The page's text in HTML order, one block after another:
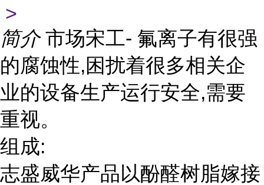
>
简介 市场宋工- 氟离子有很强
的腐蚀性,困扰着很多相关企
业的设备生产运行安全,需要
重视。
组成:
志盛威华产品以酚醛树脂嫁接